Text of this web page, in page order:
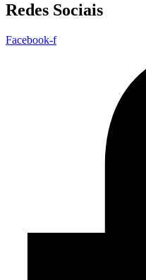
Redes Sociais
Facebook-f